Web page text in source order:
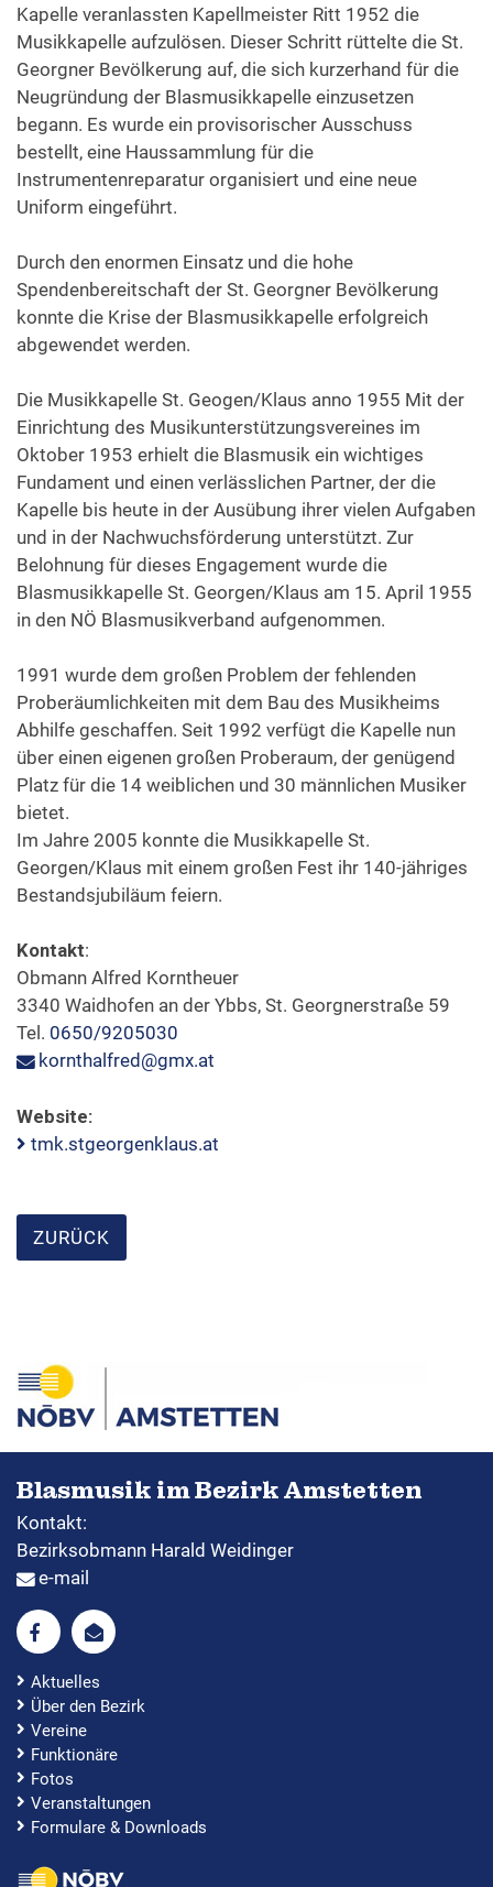
Kapelle veranlassten Kapellmeister Ritt 1952 die
Musikkapelle aufzulösen. Dieser Schritt rüttelte die St.
Georgner Bevölkerung auf, die sich kurzerhand für die
Neugründung der Blasmusikkapelle einzusetzen
begann. Es wurde ein provisorischer Ausschuss
bestellt, eine Haussammlung für die
Instrumentenreparatur organisiert und eine neue
Uniform eingeführt.
Durch den enormen Einsatz und die hohe
Spendenbereitschaft der St. Georgner Bevölkerung
konnte die Krise der Blasmusikkapelle erfolgreich
abgewendet werden.
Die Musikkapelle St. Geogen/Klaus anno 1955 Mit der
Einrichtung des Musikunterstützungsvereines im
Oktober 1953 erhielt die Blasmusik ein wichtiges
Fundament und einen verlässlichen Partner, der die
Kapelle bis heute in der Ausübung ihrer vielen Aufgaben
und in der Nachwuchsförderung unterstützt. Zur
Belohnung für dieses Engagement wurde die
Blasmusikkapelle St. Georgen/Klaus am 15. April 1955
in den NÖ Blasmusikverband aufgenommen.
1991 wurde dem großen Problem der fehlenden
Proberäumlichkeiten mit dem Bau des Musikheims
Abhilfe geschaffen. Seit 1992 verfügt die Kapelle nun
über einen eigenen großen Proberaum, der genügend
Platz für die 14 weiblichen und 30 männlichen Musiker
bietet.
Im Jahre 2005 konnte die Musikkapelle St.
Georgen/Klaus mit einem großen Fest ihr 140-jähriges
Bestandsjubiläum feiern.
Kontakt:
Obmann Alfred Korntheuer
3340 Waidhofen an der Ybbs, St. Georgnerstraße 59
Tel. 0650/9205030
kornthalfred@gmx.at
Website:
tmk.stgeorgenklaus.at
ZURÜCK
Blasmusik im Bezirk Amstetten
Kontakt:
Bezirksobmann Harald Weidinger
e-mail
Aktuelles
Über den Bezirk
Vereine
Funktionäre
Fotos
Veranstaltungen
Formulare & Downloads